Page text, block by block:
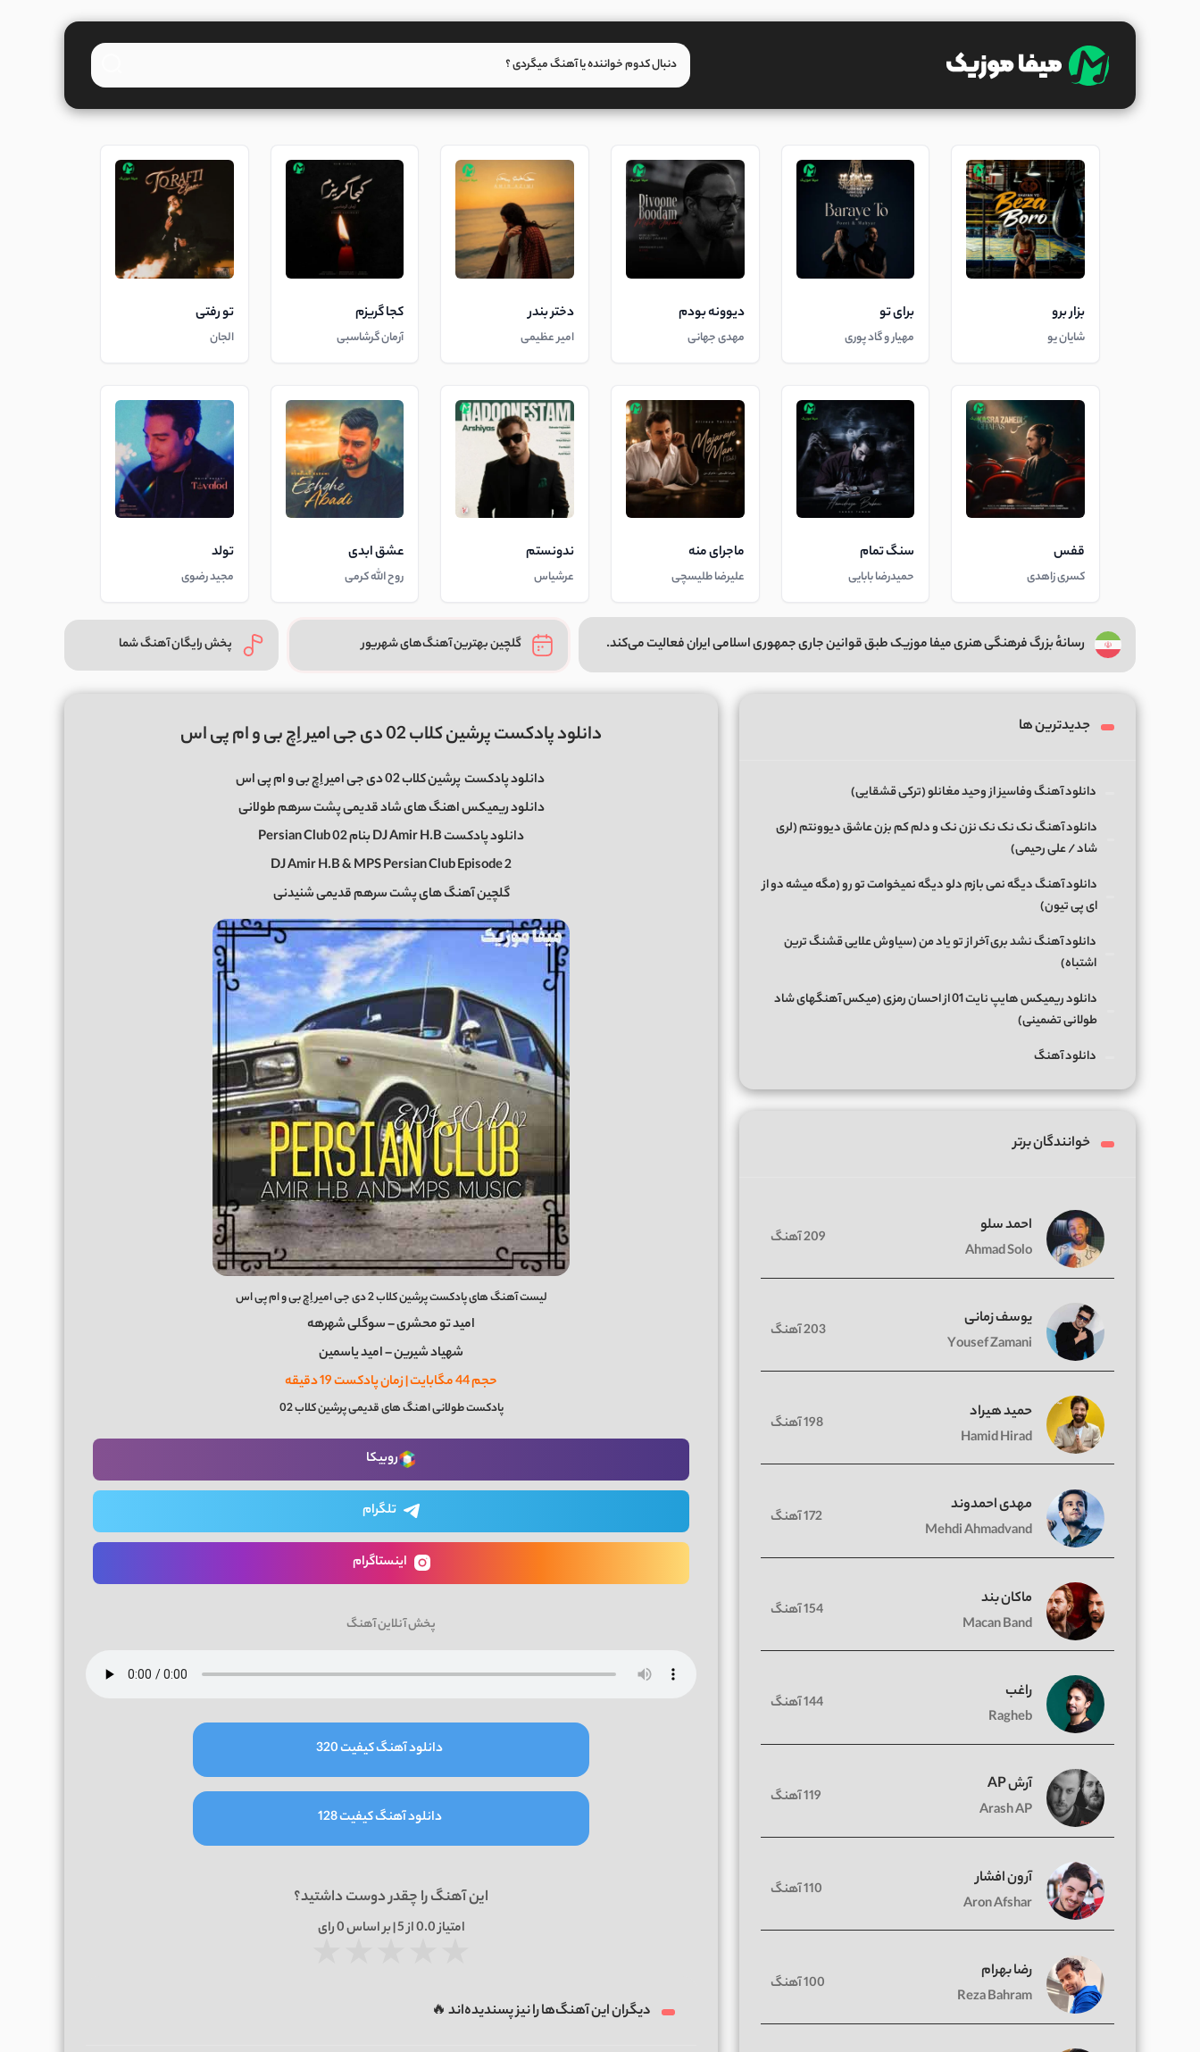
بزار برو
شایان یو
برای تو
مهیار و گاد پوری
دیوونه بودم
مهدی جهانی
دختر بندر
امیر عظیمی
کجا گریزم
آرمان گرشاسبی
تو رفتی
الجان
قفس
کسری زاهدی
سنگ تمام
حمیدرضا بابایی
ماجرای منه
علیرضا طلیسچی
ندونستم
عرشیاس
عشق ابدی
روح الله کرمی
تولد
مجید رضوی
رسانهٔ بزرگ فرهنگی هنری میفا موزیک طبق قوانین جاری جمهوری اسلامی ایران فعالیت می‌کند. گلچین بهترین آهنگ‌های شهریور پخش رایگان آهنگ شما
دانلود پادکست پرشین کلاب 02 دی جی امیر اِچ بی و ام پی اس
دانلود پادکستپرشین کلاب 02 دی جی امیر اِچ بی و ام پی اس
دانلود ریمیکس اهنگ های شاد قدیمی پشت سرهم طولانی
دانلود پادکست DJ Amir H.B بنام Persian Club 02
DJ Amir H.B & MPS Persian Club Episode 2
گلچین آهنگ های پشت سرهم قدیمی شنیدنی
لیست آهنگ های پادکست پرشین کلاب 2 دی جی امیر اِچ بی و ام پی اس
امید تو محشری – سوگلی شهرهه
شهیاد شیرین – امید یاسمین
حجم 44 مگابایت | زمان پادکست 19 دقیقه
پادکست طولانی اهنگ های قدیمیپرشین کلاب 02
روبیکا
تلگرام
اینستاگرام
پخش آنلاین آهنگ
دانلود آهنگ کیفیت 320
دانلود آهنگ کیفیت 128
این آهنگ را چقدر دوست داشتید؟
امتیاز0.0از 5 | بر اساس 0رای
دیگران این آهنگ‌ها را نیز پسندیده‌اند 🔥
جدیدترین ها
دانلود آهنگ وفاسیز از وحید مغانلو (ترکی قشقایی)
دانلود آهنگ نک نک نک نزن نک و دلم کم بزن عاشق دیوونتم (لری
شاد / علی رحیمی)
دانلود آهنگ دیگه نمی بازم دلو دیگه نمیخوامت تو رو (مگه میشه دو از
ای پی تیون)
دانلود آهنگ نشد بری آخر از تو یاد من (سیاوش علایی قشنگ ترین
اشتباه)
دانلود ریمیکس هایپ نایت 01 از احسان رمزی (میکس آهنگهای شاد
طولانی تضمینی)
دانلود آهنگ
خوانندگان برتر
احمد سلو
Ahmad Solo
209 آهنگ
یوسف زمانی
Yousef Zamani
203 آهنگ
حمید هیراد
Hamid Hirad
198 آهنگ
مهدی احمدوند
Mehdi Ahmadvand
172 آهنگ
ماکان بند
Macan Band
154 آهنگ
راغب
Ragheb
144 آهنگ
آرش AP
Arash AP
119 آهنگ
آرون افشار
Aron Afshar
110 آهنگ
رضا بهرام
Reza Bahram
100 آهنگ